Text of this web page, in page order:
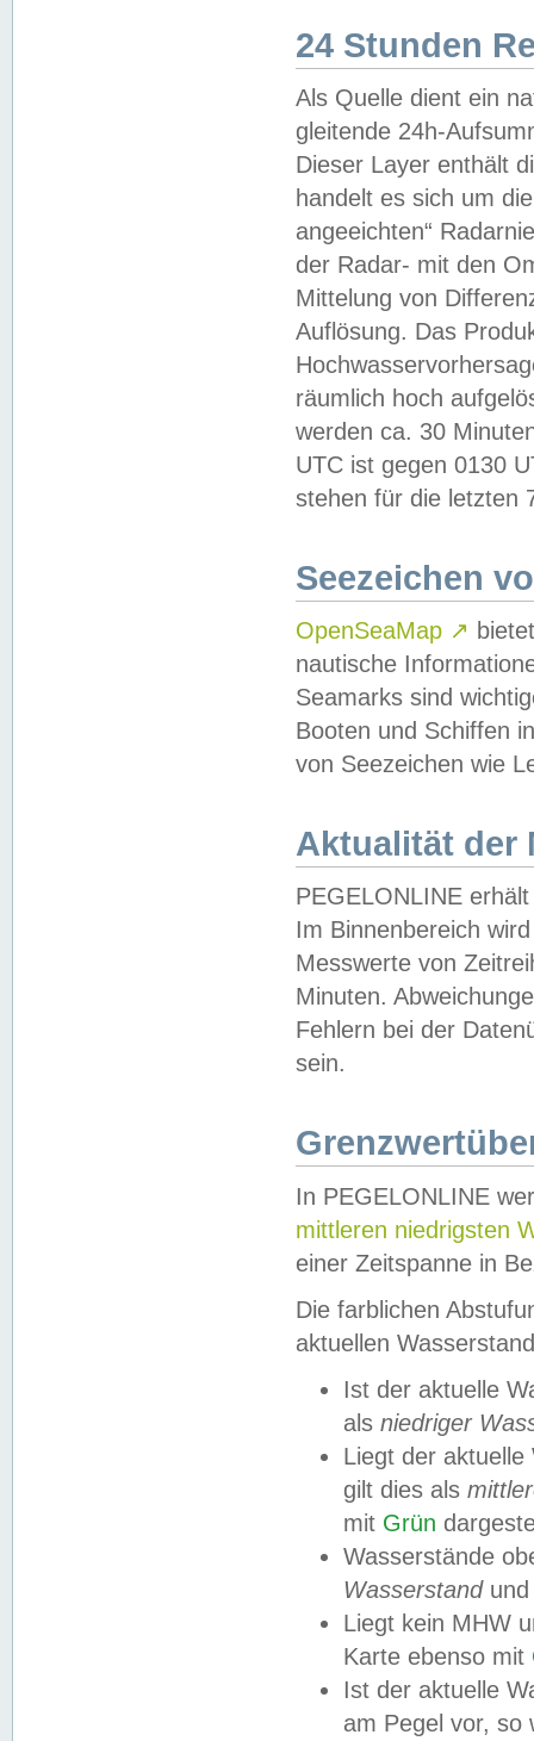
24 Stunden
Als Quelle dient ein
gleitende 24h-
Dieser Layer enthält
handelt es sich um
angeeichten“
der Radar- mit den
Mittelung von
Auflösung. Das
räumlich hoch
werden ca. 30
UTC ist gegen 0130
stehen für die letzten
Seezeichen
OpenSeaMap ↗
nautische
Seamarks sind
Booten und Schiffen
von Seezeichen wie
Aktualität der
PEGELONLINE
Im Binnenbereich
Messwerte von
Minuten.
Fehlern bei der
sein.
In PEGELONLINE
mittleren niedrigsten
einer Zeitspanne in
Die farblichen
aktuellen
Ist der aktuelle
als niedriger
Liegt der
gilt dies als
mit Grün
Wasserstände
Wasserstandund
Liegt kein MHW
Karte ebenso mit
Ist der aktuelle
am Pegel vor,